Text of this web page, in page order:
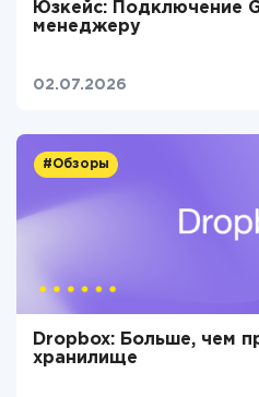
Юзкейс: Подключение
менеджеру
02.07.2026
#Обзоры
Dropbox: Больше, чем
хранилище